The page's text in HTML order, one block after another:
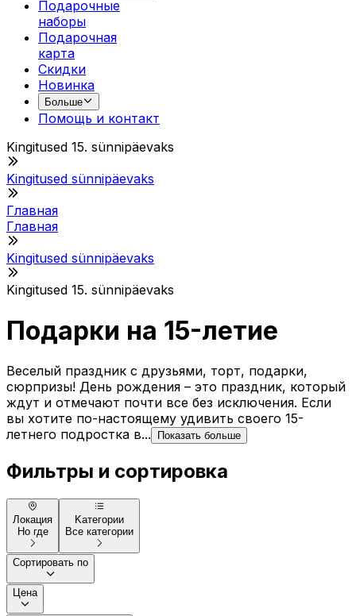
Подарочные
наборы
Подарочная
картa
Скидки
Новинка
Больше
Помощь и контакт
Kingitused 15. sünnipäevaks
Kingitused sünnipäevaks
Главная
Главная
Kingitused sünnipäevaks
Kingitused 15. sünnipäevaks
Подарки на 15-летие
Веселый праздник с друзьями, торт, подарки,
сюрпризы! День рождения – это праздник, который
ждут и отмечают почти все без исключения. Если
вы хотите по-настоящему удивить своего 15-
летнего подростка в...
Показать больше
Фильтры и сортировка
Локация
Но где
Kатегории
Все категории
Сортировать по
Цена